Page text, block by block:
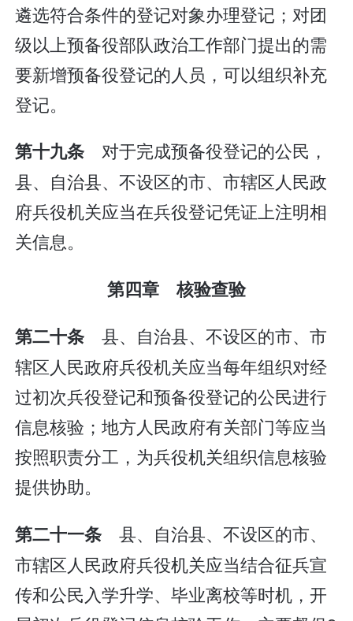
遴选符合条件的登记对象办理登记；对团
级以上预备役部队政治工作部门提出的需
要新增预备役登记的人员，可以组织补充
登记。
第十九条对于完成预备役登记的公民，
县、自治县、不设区的市、市辖区人民政
府兵役机关应当在兵役登记凭证上注明相
关信息。
第四章 核验查验
第二十条 县、自治县、不设区的市、市
辖区人民政府兵役机关应当每年组织对经
过初次兵役登记和预备役登记的公民进行
信息核验；地方人民政府有关部门等应当
按照职责分工，为兵役机关组织信息核验
提供协助。
第二十一条 县、自治县、不设区的市、
市辖区人民政府兵役机关应当结合征兵宣
传和公民入学升学、毕业离校等时机，开